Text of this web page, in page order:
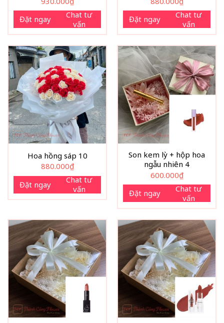
Đặt ngay
Chat tư
vấn
Đặt ngay
Chat tư
vấn
Hoa hồng sáp 10
880.000₫
Đặt ngay
Chat tư
vấn
Son kem lỳ + hộp hoa
ngẫu nhiên 4
600.000₫
Đặt ngay
Chat tư
vấn